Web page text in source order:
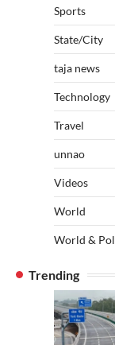
Sports
State/City
taja news
Technology
Travel
unnao
Videos
World
World &
Trending